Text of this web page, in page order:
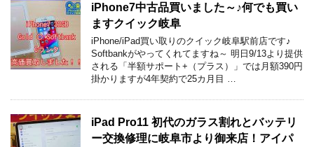
iPhone7中古品買いました～♪何でも買い
ますクイック岐阜
iPhone/iPad買い取りのクイック岐阜駅前店です♪
Softbankがやってくれてますね～ 明日9/13より提供
される「半額サポート+（プラス）」では月額390円
掛かりますが4年契約で25カ月目 …
iPad Pro11 初代のガラス割れとバッテリ
ー交換修理に岐阜市より御来店！アイパ